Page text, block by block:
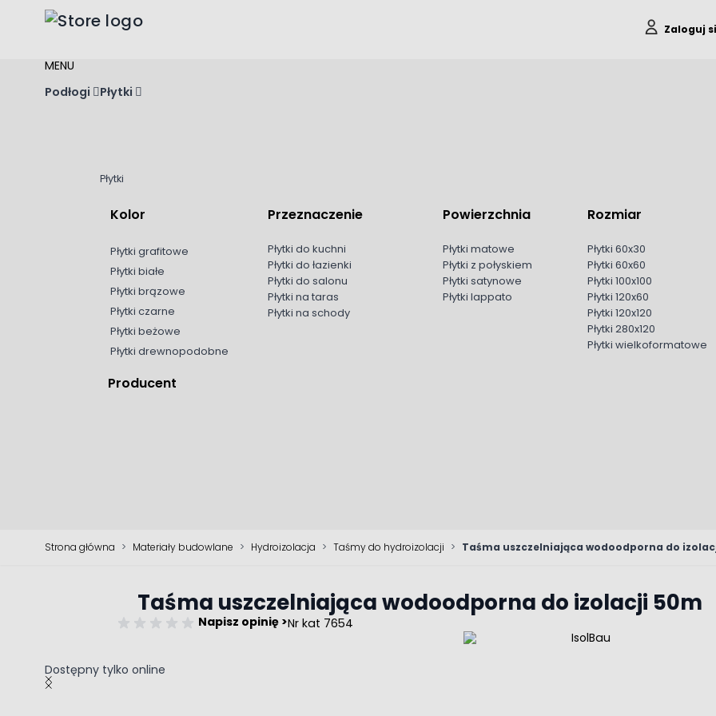
Przejdź do treści
Zaloguj
MENU
Podłogi
Płytki
Płytki
Kolor
Płytki grafitowe
Płytki białe
Płytki brązowe
Płytki czarne
Płytki beżowe
Płytki drewnopodobne
Przeznaczenie
Płytki do kuchni
Płytki do łazienki
Płytki do salonu
Płytki na taras
Płytki na schody
Powierzchnia
Płytki matowe
Płytki z połyskiem
Płytki satynowe
Płytki lappato
Rozmiar
Płytki 60x30
Płytki 60x60
Płytki 100x100
Płytki 120x60
Płytki 120x120
Płytki 280x120
Płytki wielkoformatowe
Producent
Strona główna > Materiały budowlane > Hydroizolacja > Taśmy do hydroizolacji > Taśma uszczelniająca wodoodporna do
Taśma uszczelniająca wodoodporna do izolacji 50m
Napisz opinię >Nr kat 7654
Dostępny tylko online
Main image
Click to view image in fullscreen